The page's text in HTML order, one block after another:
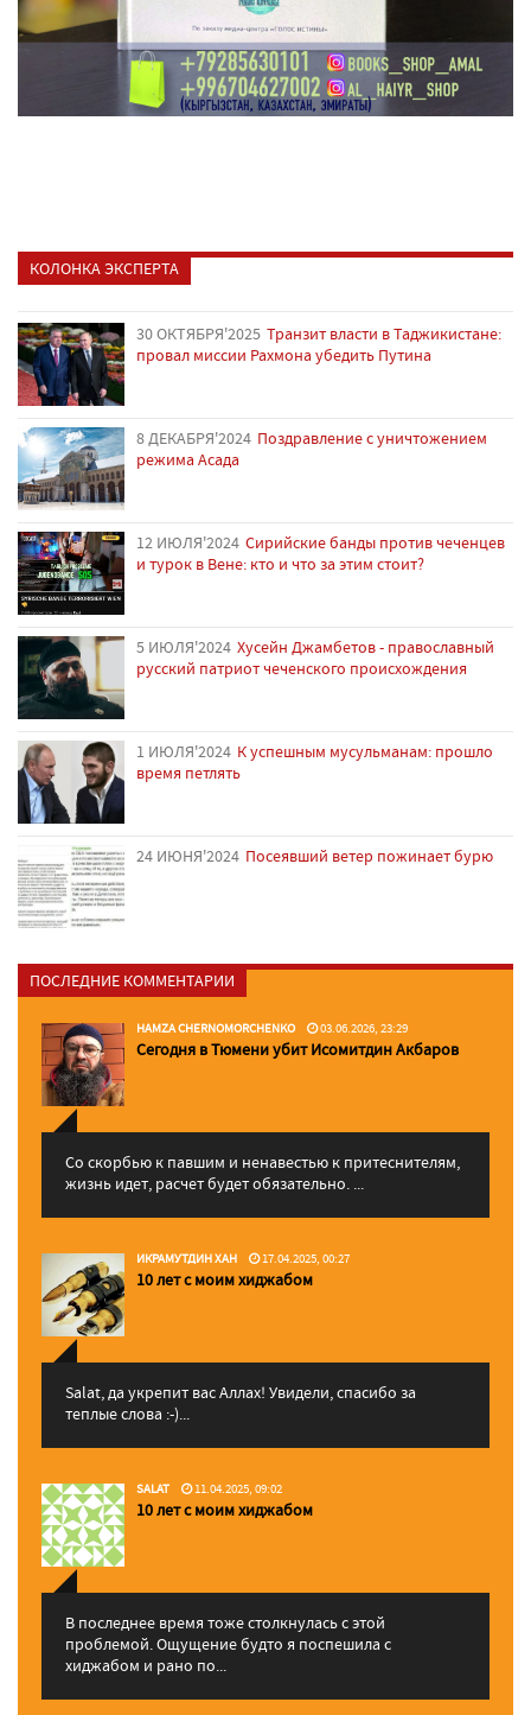
КОЛОНКА ЭКСПЕРТА
30 ОКТЯБРЯ'2025 Транзит власти в Таджикистане:
провал миссии Рахмона убедить Путина
8 ДЕКАБРЯ'2024 Поздравление с уничтожением
режима Асада
12 ИЮЛЯ'2024 Сирийские банды против чеченцев
и турок в Вене: кто и что за этим стоит?
5 ИЮЛЯ'2024 Хусейн Джамбетов - православный
русский патриот чеченского происхождения
1 ИЮЛЯ'2024 К успешным мусульманам: прошло
время петлять
24 ИЮНЯ'2024 Посеявший ветер пожинает бурю
ПОСЛЕДНИЕ КОММЕНТАРИИ
HAMZA CHERNOMORCHENKO 03.06.2026, 23:29
Сегодня в Тюмени убит Исомитдин Акбаров
Со скорбью к павшим и ненавестью к притеснителям,
жизнь идет, расчет будет обязательно. ...
ИКРАМУТДИН ХАН 17.04.2025, 00:27
10 лет с моим хиджабом
Salat, да укрепит вас Аллаx! Увидели, спасибо за
теплые слова :-)...
SALAT 11.04.2025, 09:02
10 лет с моим хиджабом
В последнее время тоже столкнулась с этой
проблемой. Ощущение будто я поспешила с
хиджабом и рано по...